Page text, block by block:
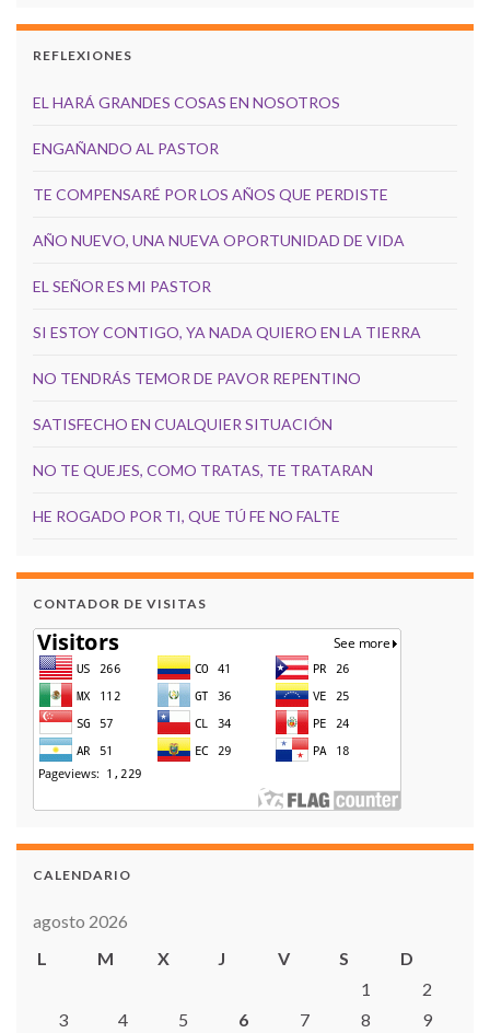
REFLEXIONES
EL HARÁ GRANDES COSAS EN NOSOTROS
ENGAÑANDO AL PASTOR
TE COMPENSARÉ POR LOS AÑOS QUE PERDISTE
AÑO NUEVO, UNA NUEVA OPORTUNIDAD DE VIDA
EL SEÑOR ES MI PASTOR
SI ESTOY CONTIGO, YA NADA QUIERO EN LA TIERRA
NO TENDRÁS TEMOR DE PAVOR REPENTINO
SATISFECHO EN CUALQUIER SITUACIÓN
NO TE QUEJES, COMO TRATAS, TE TRATARAN
HE ROGADO POR TI, QUE TÚ FE NO FALTE
CONTADOR DE VISITAS
CALENDARIO
agosto 2026
L
M X J V S
D
1
2
3
4 5 6 7 8 9